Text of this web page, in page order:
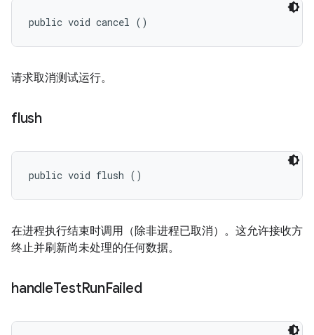
public void cancel ()
请求取消测试运行。
flush
public void flush ()
在进程执行结束时调用（除非进程已取消）。这允许接收方
终止并刷新尚未处理的任何数据。
handleTestRunFailed